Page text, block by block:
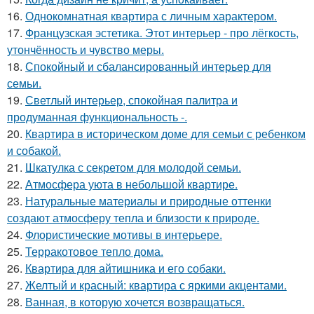
16. Однокомнатная квартира с личным характером.
17. Французская эстетика. Этот интерьер - про лёгкость,
утончённость и чувство меры.
18. Спокойный и сбалансированный интерьер для
семьи.
19. Светлый интерьер, спокойная палитра и
продуманная функциональность -.
20. Квартира в историческом доме для семьи с ребенком
и собакой.
21. Шкатулка с секретом для молодой семьи.
22. Атмосфера уюта в небольшой квартире.
23. Натуральные материалы и природные оттенки
создают атмосферу тепла и близости к природе.
24. Флористические мотивы в интерьере.
25. Терракотовое тепло дома.
26. Квартира для айтишника и его собаки.
27. Желтый и красный: квартира с яркими акцентами.
28. Ванная, в которую хочется возвращаться.